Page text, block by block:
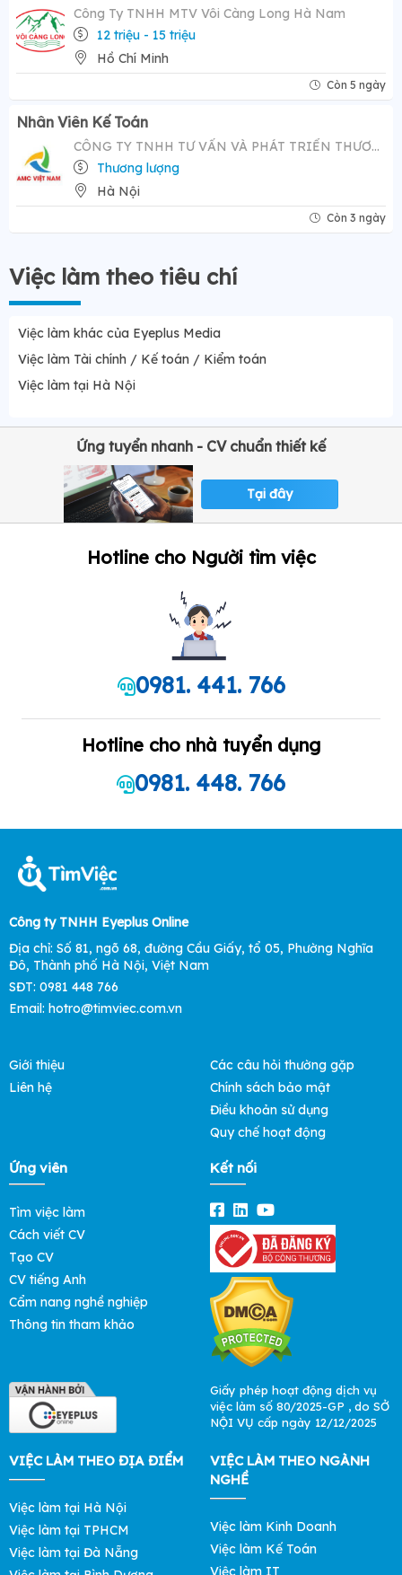
Công Ty TNHH MTV Vôi Càng Long Hà Nam
12 triệu - 15 triệu
Hồ Chí Minh
Còn 5 ngày
Nhân Viên Kế Toán
CÔNG TY TNHH TƯ VẤN VÀ PHÁT TRIỂN THƯƠNG HIỆU AMC VIỆT NAM
Thương lượng
Hà Nội
Còn 3 ngày
Việc làm theo tiêu chí
Việc làm khác của Eyeplus Media
Việc làm Tài chính / Kế toán / Kiểm toán
Việc làm tại Hà Nội
Ứng tuyển nhanh - CV chuẩn thiết kế
Tại đây
Hotline cho Người tìm việc
0981. 441. 766
Hotline cho nhà tuyển dụng
0981. 448. 766
Công ty TNHH Eyeplus Online
Địa chỉ: Số 81, ngõ 68, đường Cầu Giấy, tổ 05, Phường Nghĩa
Đô, Thành phố Hà Nội, Việt Nam
SĐT: 0981 448 766
Email: hotro@timviec.com.vn
Giới thiệu
Liên hệ
Các câu hỏi thường gặp
Chính sách bảo mật
Điều khoản sử dụng
Quy chế hoạt động
Ứng viên
Tìm việc làm
Cách viết CV
Tạo CV
CV tiếng Anh
Cẩm nang nghề nghiệp
Thông tin tham khảo
Kết nối
Giấy phép hoạt động dịch vụ
việc làm số 80/2025-GP , do SỞ
NỘI VỤ cấp ngày 12/12/2025
VIỆC LÀM THEO ĐỊA ĐIỂM
Việc làm tại Hà Nội
Việc làm tại TPHCM
Việc làm tại Đà Nẵng
VIỆC LÀM THEO NGÀNH
NGHỀ
Việc làm Kinh Doanh
Việc làm Kế Toán
Việc làm IT